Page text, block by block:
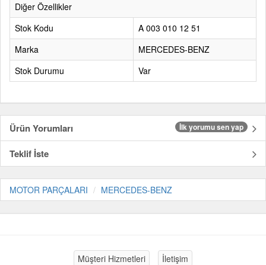
Diğer Özellikler
Stok Kodu
A 003 010 12 51
Marka
MERCEDES-BENZ
Stok Durumu
Var
Ürün Yorumları İlk yorumu sen yap
Teklif İste
MOTOR PARÇALARI MERCEDES-BENZ
Müşteri Hizmetleri İletişim